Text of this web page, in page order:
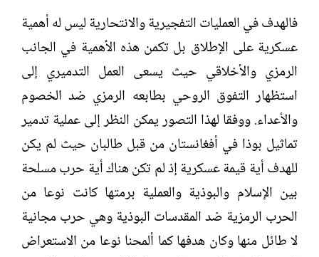
فالهدف في العمليات التفجيرية والانتحارية ليس له أهمية
عسكرية على الإطلاق بل تكمن هذه الأهمية في الجانب
الرمزي والأخلاقي حيث يسعى العمل التدميري إلى
استظهار التفوق الروحي بطابعه الرمزي ضد الخصوم
والأعداء. ووفقا لهذا التصور يمكن النظر إلى عملية تدمير
تماثيل بوذا في أفغانستان من قبل طالبان حيث لم يكن
للهدف أية قيمة عسكرية إذ لم تكن هناك أية حرب مسلحة
بين الإسلام والبوذية والعملية برمتها كانت نوعا من
الحرب الرمزية ضد المقدسات البوذية وهي حرب مجانية
لا طائل منها وكان هدفها كما ألمحنا نوعا من الاستعراض